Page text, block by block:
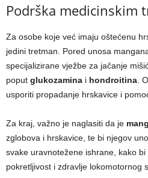
Podrška medicinskim
Za osobe koje već imaju oštećenu
jedini tretman. Pored unosa
specijalizirane vježbe za jačanje
poput glukozamina i hondroitina .
usporiti propadanje hrskavice i
Za kraj, važno je naglasiti da je
zglobova i hrskavice, te bi njegov
svake uravnotežene ishrane, kako
pokretljivost i zdravlje lokomotornog